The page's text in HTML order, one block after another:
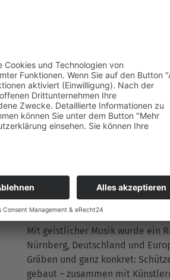
wir eine enorme
unserer Philosophie und dem
Publikum derzeit um 20–30 %.
Mit Musica Sacra die Menschen
Gründerväter des Festivals – ja,
vor, hinter und auf der Bühne
sendeten sechs Jahre nach
Narbenlandschaft, von
geistlichen Erneuerung aus.
Orgeln und die Vision von
war. 1951 veranstalteten die
Altstadt-Kirchen in Nürnberg,
Internationale Orgelwoche
Mit geistlicher Musik wurde ein
Nürnberg, Deutschland und
Gräben und ganz konkret:
gebaut – zusammen mit